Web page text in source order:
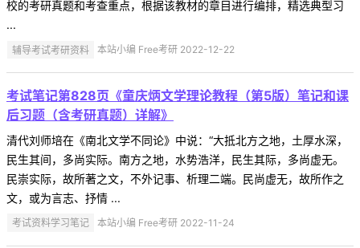
校的考研真题和考查重点，根据该教材的章目进行编排，精选典型习
...
辅导考试考研资料 本站小编 Free考研 2022-12-22
考试笔记第828页《童庆炳文学理论教程（第5版）笔记和课
后习题（含考研真题）详解》
清代刘师培在《南北文学不同论》中说：“大抵北方之地，土厚水深，
民生其间，多尚实际。南方之地，水势浩洋，民生其际，多尚虚无。
民崇实际，故所著之文，不外记事、析理二端。民尚虚无，故所作之
文，或为言志、抒情 ...
考试资料学习笔记 本站小编 Free考研 2022-11-24